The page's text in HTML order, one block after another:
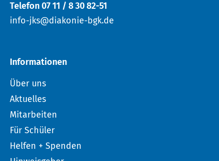
Telefon 07 11 / 8 30 82-51
info-jks@diakonie-bgk.de
Informationen
Über uns
Aktuelles
Mitarbeiten
Für Schüler
Helfen + Spenden